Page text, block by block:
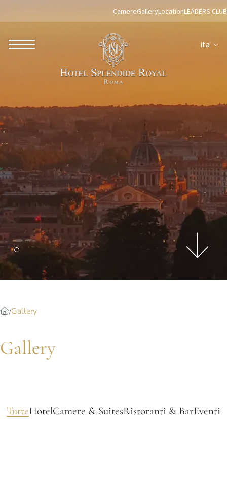
ROMA
Parco dei Principi Grand Hotel & Spa
Hotel Splendide Royal Roma
Hotel Mancino 12
Prince Spa
Ristorante Mirabelle
Adèle Mixology Lounge
LUGANO
Hotel Splendide Royal Lugano
Splendide Lifestyle Spa
Ristorante I Due Sud
Ristorante La Veranda
Ristorante Tosca
CamereGalleryLocationLEADERS CLUB
ita
Gallery
Gallery
TutteHotelCamere & SuitesRistoranti & BarEventi